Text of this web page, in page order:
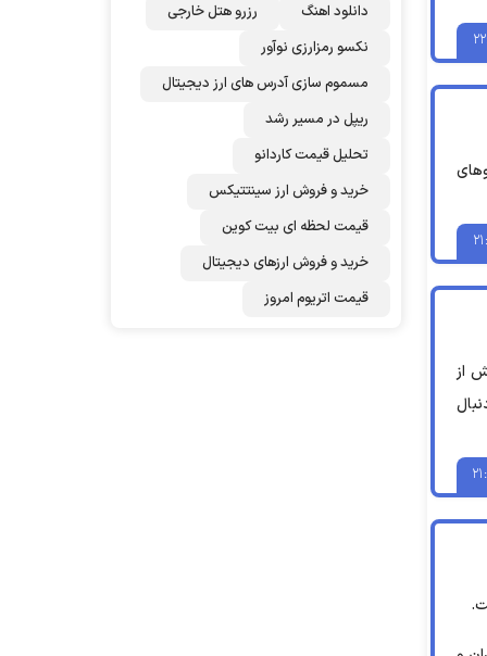
از
دانلود اهنگ
رزرو هتل خارجی
نکسو رمزارزی نوآور
مسموم سازی آدرس های ارز دیجیتال
ریپل در مسیر رشد
تحلیل قیمت کاردانو
خرید و فروش ارز سینتتیکس
قیمت لحظه ای بیت کوین
خرید و فروش ارزهای دیجیتال
قیمت اتریوم امروز